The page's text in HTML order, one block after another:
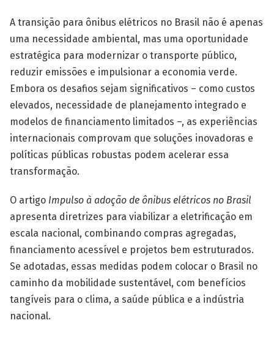
A transição para ônibus elétricos no Brasil não é apenas
uma necessidade ambiental, mas uma oportunidade
estratégica para modernizar o transporte público,
reduzir emissões e impulsionar a economia verde.
Embora os desafios sejam significativos – como custos
elevados, necessidade de planejamento integrado e
modelos de financiamento limitados –, as experiências
internacionais comprovam que soluções inovadoras e
políticas públicas robustas podem acelerar essa
transformação.
O artigo Impulso à adoção de ônibus elétricos no Brasil
apresenta diretrizes para viabilizar a eletrificação em
escala nacional, combinando compras agregadas,
financiamento acessível e projetos bem estruturados.
Se adotadas, essas medidas podem colocar o Brasil no
caminho da mobilidade sustentável, com benefícios
tangíveis para o clima, a saúde pública e a indústria
nacional.